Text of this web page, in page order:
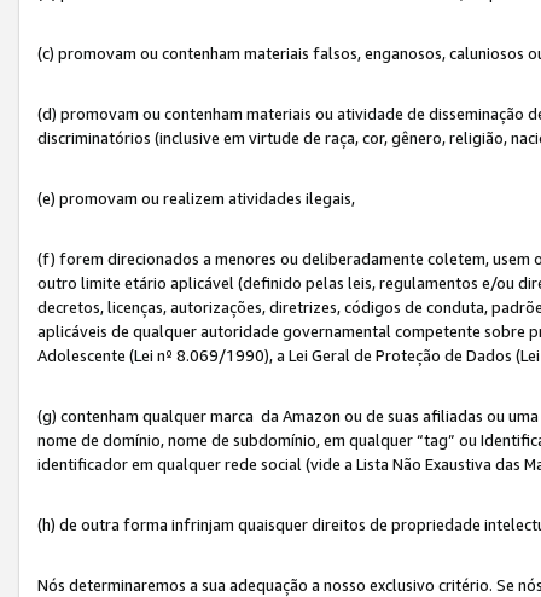
(c) promovam ou contenham materiais falsos, enganosos, caluniosos
(d) promovam ou contenham materiais ou atividade de disseminação
discriminatórios (inclusive em virtude de raça, cor, gênero, religião,
(e) promovam ou realizem atividades ilegais,
(f) forem direcionados a menores ou deliberadamente coletem, usem
outro limite etário aplicável (definido pelas leis, regulamentos e/ou
decretos, licenças, autorizações, diretrizes, códigos de conduta,
aplicáveis de qualquer autoridade governamental competente sobre
Adolescente (Lei nº 8.069/1990), a Lei Geral de Proteção de Dados
(g) contenham qualquer marca da Amazon ou de suas afiliadas ou
nome de domínio, nome de subdomínio, em qualquer “tag” ou
identificador em qualquer rede social (vide a Lista Não Exaustiva das
(h) de outra forma infrinjam quaisquer direitos de propriedade
Nós determinaremos a sua adequação a nosso exclusivo critério. Se